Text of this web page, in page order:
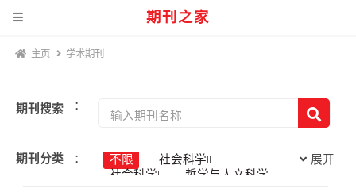
主页 学术期刊
期刊搜索 ：
期刊分类 ： 不限
社会科学II
社会科学I
哲学与人文科学
展开
期刊之家